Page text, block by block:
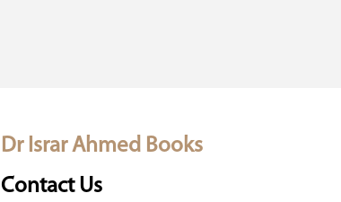
Dr Israr Ahmed Books
Contact Us